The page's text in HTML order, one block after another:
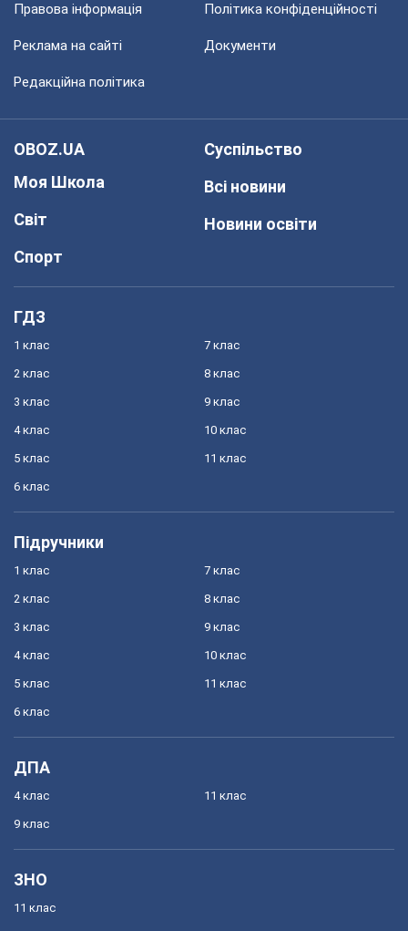
Правова інформація Політика конфіденційності
Реклама на сайті Документи
Редакційна політика
OBOZ.UA
Моя Школа
Світ
Спорт
Суспільство
Всі новини
Новини освіти
ГДЗ
1 клас
2 клас
3 клас
4 клас
5 клас
6 клас
7 клас
8 клас
9 клас
10 клас
11 клас
Підручники
1 клас
2 клас
3 клас
4 клас
5 клас
6 клас
7 клас
8 клас
9 клас
10 клас
11 клас
ДПА
4 клас
9 клас
11 клас
ЗНО
11 клас